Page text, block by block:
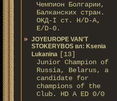
Чемпион Болгарии,
Балканских стран.
ОКД-I ст. H/D-А,
E/D-0.
JOYEUROPE VAN'T
STOKERYBOS вл: Ksenia
Lukanina [13]
Junior Champion of
Russia, Belarus, a
candidate for
champions of the
Club. HD A ED 0/0